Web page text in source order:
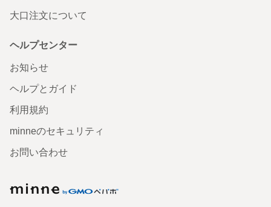
大口注文について
ヘルプセンター
お知らせ
ヘルプとガイド
利用規約
minneのセキュリティ
お問い合わせ